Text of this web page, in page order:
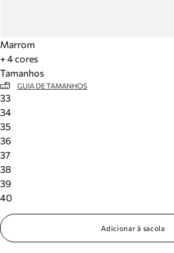
Marrom
+ 4 cores
Tamanhos
GUIA DE TAMANHOS
33
34
35
36
37
38
39
40
Adicionar à sacola